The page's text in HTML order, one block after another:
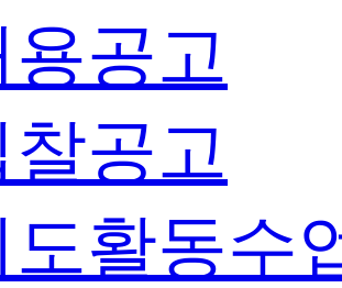
용공고
찰공고
도활동수